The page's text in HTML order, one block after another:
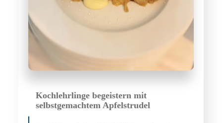
Kochlehrlinge begeistern mit
selbstgemachtem Apfelstrudel